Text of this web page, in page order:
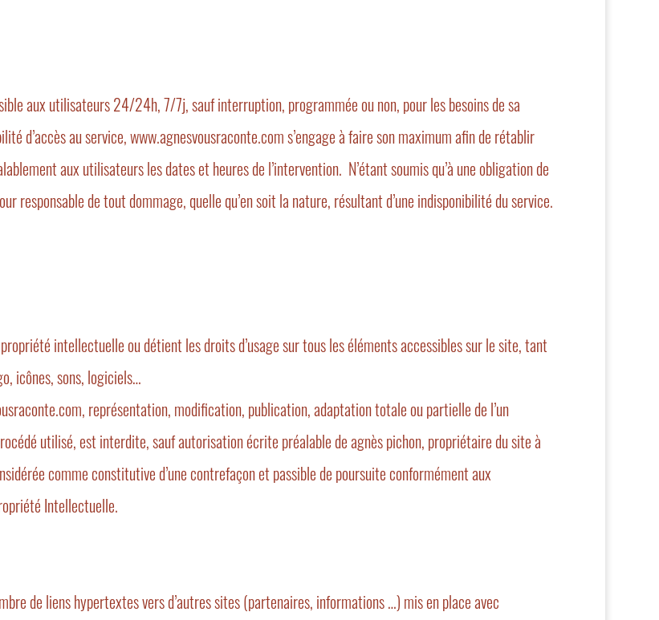
aux utilisateurs 24/24h, 7/7j, sauf interruption, programmée ou non, pour les besoins de sa
d’accès au service, www.agnesvousraconte.com s’engage à faire son maximum afin de rétablir
aux utilisateurs les dates et heures de l’intervention. N’étant soumis qu’à une obligation de
responsable de tout dommage, quelle qu’en soit la nature, résultant d’une indisponibilité du service.
intellectuelle ou détient les droits d’usage sur tous les éléments accessibles sur le site, tant
icônes, sons, logiciels…
représentation, modification, publication, adaptation totale ou partielle de l’un
utilisé, est interdite, sauf autorisation écrite préalable de agnès pichon, propriétaire du site à
comme constitutive d’une contrefaçon et passible de poursuite conformément aux
Intellectuelle.
de liens hypertextes vers d’autres sites (partenaires, informations …) mis en place avec